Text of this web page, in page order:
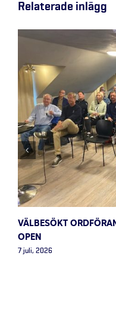
Relaterade inlägg
VÄLBESÖKT
OPEN
7 juli, 2026